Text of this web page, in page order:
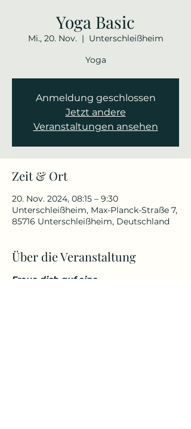
Yoga Basic
Mi., 20. Nov.
  |
Unterschleißheim
Yoga
Anmeldung geschlossen
Jetzt andere
Veranstaltungen ansehen
Zeit & Ort
20. Nov. 2024, 08:15 – 9:30
Unterschleißheim, Max-Planck-Straße 7,
85716 Unterschleißheim, Deutschland
Über die Veranstaltung
Freue dich auf eine